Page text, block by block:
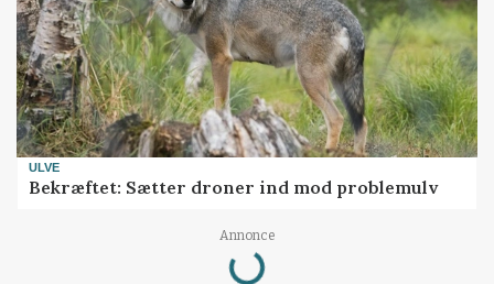
ULVE
Bekræftet: Sætter droner ind mod problemulv
Annonce
Loading...